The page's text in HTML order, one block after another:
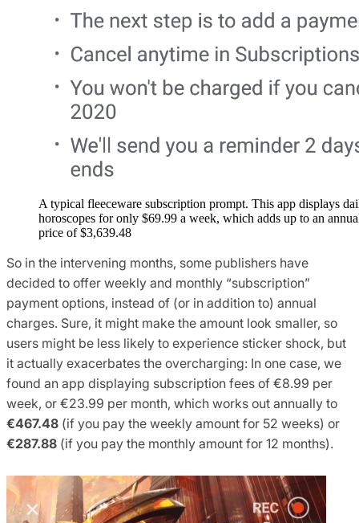
A typical fleeceware subscription prompt. This app displays
horoscopes for only $69.99 a week, which adds up to an
price of $3,639.48‬
So in the intervening months, some publishers have
decided to offer weekly and monthly “subscription”
payment options, instead of (or in addition to) annual
charges. Sure, it might make the amount look smaller, so
users might be less likely to experience sticker shock, but
it actually exacerbates the overcharging: In one case, we
found an app displaying subscription fees of €8.99 per
week, or €23.99 per month, which works out annually to
€467.48 (if you pay the weekly amount for 52 weeks) or
€287.88 (if you pay the monthly amount for 12 months).